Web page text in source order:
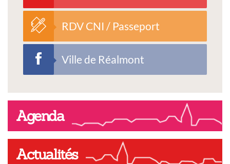
RDV CNI / Passeport
Ville de Réalmont
Agenda
Actualités